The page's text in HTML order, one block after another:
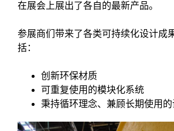
在展会上展出了各自的最新产品。
参展商们带来了各类可持续化设计成
括：
创新环保材质
可重复使用的模块化系统
秉持循环理念、兼顾长期使用